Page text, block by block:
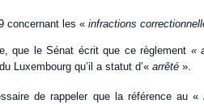
concernant les « infractions
que le Sénat écrit que ce règlement «
Luxembourg qu’il a statut d’« arrêté ».
de rappeler que la référence au «